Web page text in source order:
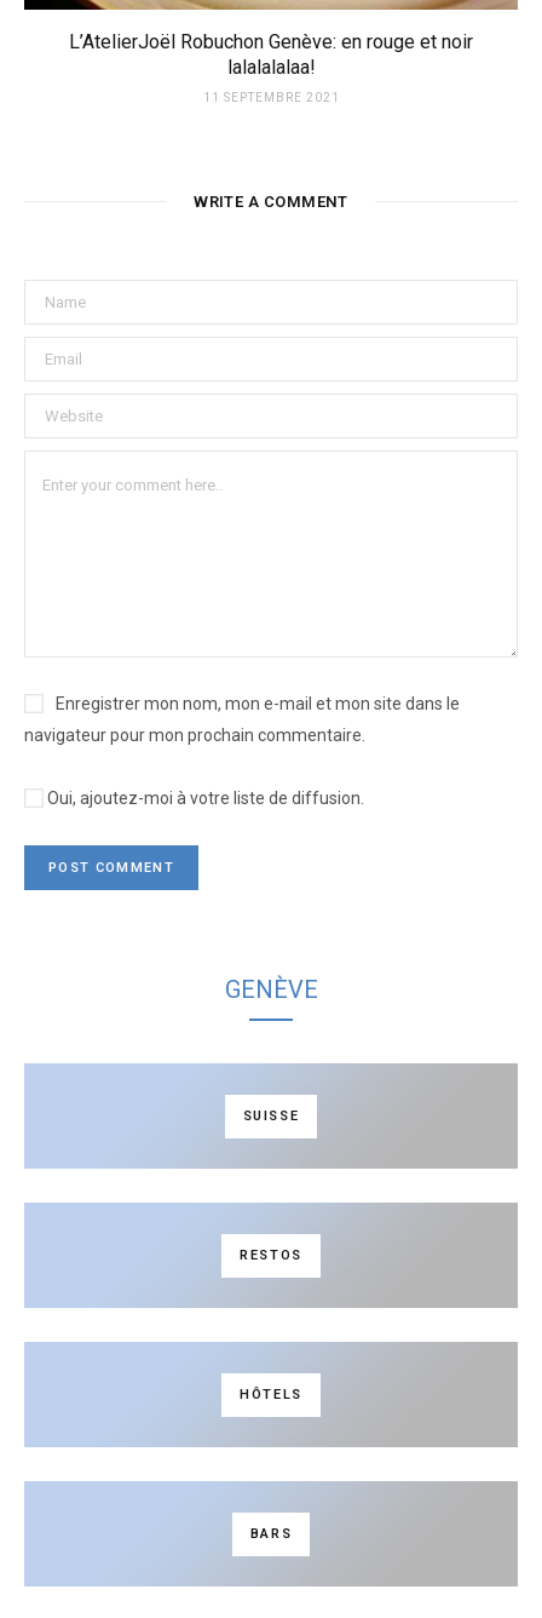
L’AtelierJoël Robuchon Genève: en rouge et noir
lalalalalaa!
11 SEPTEMBRE 2021
WRITE A COMMENT
Enregistrer mon nom, mon e-mail et mon site dans le
navigateur pour mon prochain commentaire.
Oui, ajoutez-moi à votre liste de diffusion.
GENÈVE
SUISSE
RESTOS
HÔTELS
BARS